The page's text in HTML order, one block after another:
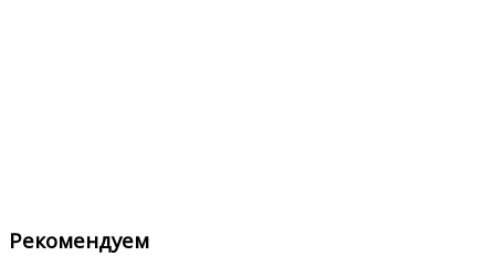
Рекомендуем